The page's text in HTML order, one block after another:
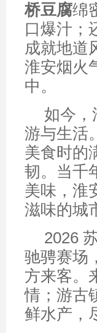
桥豆腐绵
口爆汁；
成就地道
淮安烟火
中。
如今，
游与生活
美食时的
韧。当千
美味，淮
滋味的城
2026
驰骋赛场
方来客。
情；游古
鲜水产，